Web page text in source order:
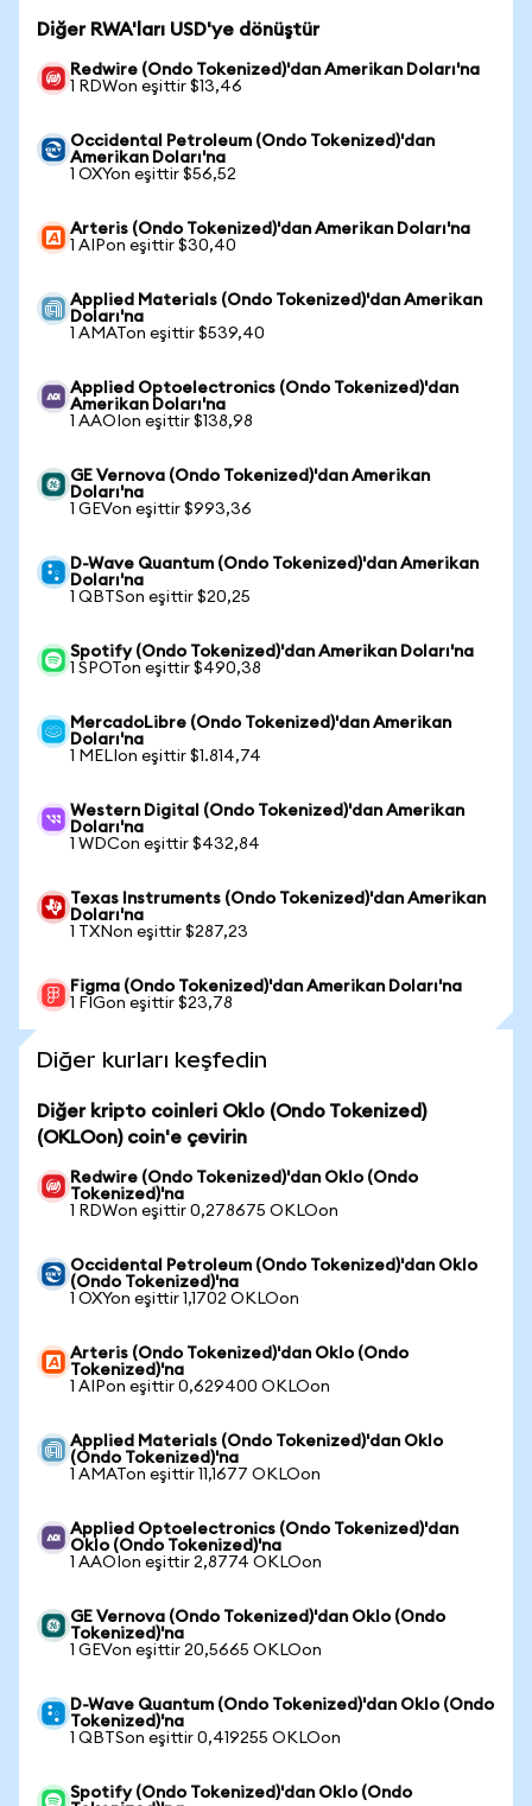
Diğer RWA'ları USD'ye dönüştür
Redwire (Ondo Tokenized)'dan Amerikan Doları'na
1 RDWon eşittir $13,46
Occidental Petroleum (Ondo Tokenized)'dan
Amerikan Doları'na
1 OXYon eşittir $56,52
Arteris (Ondo Tokenized)'dan Amerikan Doları'na
1 AIPon eşittir $30,40
Applied Materials (Ondo Tokenized)'dan Amerikan
Doları'na
1 AMATon eşittir $539,40
Applied Optoelectronics (Ondo Tokenized)'dan
Amerikan Doları'na
1 AAOIon eşittir $138,98
GE Vernova (Ondo Tokenized)'dan Amerikan
Doları'na
1 GEVon eşittir $993,36
D-Wave Quantum (Ondo Tokenized)'dan Amerikan
Doları'na
1 QBTSon eşittir $20,25
Spotify (Ondo Tokenized)'dan Amerikan Doları'na
1 SPOTon eşittir $490,38
MercadoLibre (Ondo Tokenized)'dan Amerikan
Doları'na
1 MELIon eşittir $1.814,74
Western Digital (Ondo Tokenized)'dan Amerikan
Doları'na
1 WDCon eşittir $432,84
Texas Instruments (Ondo Tokenized)'dan Amerikan
Doları'na
1 TXNon eşittir $287,23
Figma (Ondo Tokenized)'dan Amerikan Doları'na
1 FIGon eşittir $23,78
Diğer kurları keşfedin
Diğer kripto coinleri Oklo (Ondo Tokenized)
(OKLOon) coin'e çevirin
Redwire (Ondo Tokenized)'dan Oklo (Ondo
Tokenized)'na
1 RDWon eşittir 0,278675 OKLOon
Occidental Petroleum (Ondo Tokenized)'dan Oklo
(Ondo Tokenized)'na
1 OXYon eşittir 1,1702 OKLOon
Arteris (Ondo Tokenized)'dan Oklo (Ondo
Tokenized)'na
1 AIPon eşittir 0,629400 OKLOon
Applied Materials (Ondo Tokenized)'dan Oklo
(Ondo Tokenized)'na
1 AMATon eşittir 11,1677 OKLOon
Applied Optoelectronics (Ondo Tokenized)'dan
Oklo (Ondo Tokenized)'na
1 AAOIon eşittir 2,8774 OKLOon
GE Vernova (Ondo Tokenized)'dan Oklo (Ondo
Tokenized)'na
1 GEVon eşittir 20,5665 OKLOon
D-Wave Quantum (Ondo Tokenized)'dan Oklo (Ondo
Tokenized)'na
1 QBTSon eşittir 0,419255 OKLOon
Spotify (Ondo Tokenized)'dan Oklo (Ondo